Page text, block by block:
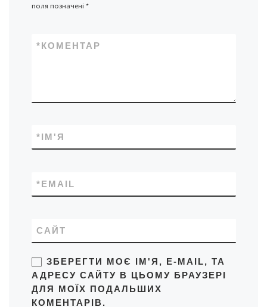
поля позначені *
КОМЕНТАР
*
ІМ'Я
*
EMAIL
*
САЙТ
ЗБЕРЕГТИ МОЄ ІМ'Я, E-MAIL, ТА
АДРЕСУ САЙТУ В ЦЬОМУ БРАУЗЕРІ
ДЛЯ МОЇХ ПОДАЛЬШИХ
КОМЕНТАРІВ.